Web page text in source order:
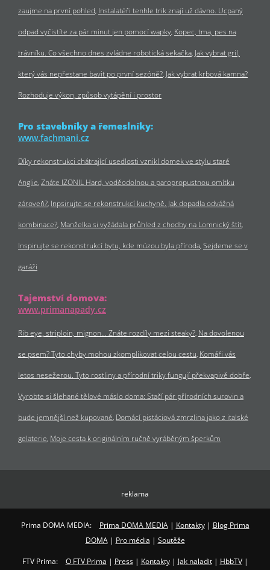
zaujme na první pohled Instalatéři tenhle trik znají už dávno. Ucpaný
odpad vyčistíte za pár minut jen pomocí wapky Kopec, tma, pes na
trávníku. Co všechno dnes zvládne robotická sekačka Jak vybrat gril,
který vás nepřestane bavit po první sezóně? Jak vybrat krbová kamna?
Rozhoduje výkon, způsob vytápění i prostor
Pro stavebníky a řemeslníky:
www.fachmani.cz
Díky rekonstrukci chátrající usedlosti vznikl domek ve stylu staré
Anglie Znáte IZONIL Hard, voděodolnou a paropropustnou omítku
zároveň? Inpsirujte se rekonstrukcí kuchyně. Jak dopadla odvážná
kombinace? Manželka si vyžádala průhled z chodby na Lomnický štít
Inspirujte se rekonstrukcí bytu, kde múzou byla příroda Sejdeme se v
garáži
Tajemství domova:
www.primanapady.cz
Rib eye, striploin, mignon… Znáte rozdíly mezi steaky? Na dovolenou
se psem? Tyto chyby mohou zkomplikovat celou cestu Komáři vás
letos nesežerou. Tyto rostliny a přírodní triky fungují překvapivě dobře
Vyrobte si šlehané tělové máslo doma: Stačí pár přírodních surovin a
bude jemnější než kupované Domácí pistáciová zmrzlina jako z italské
gelaterie Moje cesta k originálním ručně vyráběným šperkům
reklama
Prima DOMA MEDIA: Prima DOMA MEDIA| Kontakty| Blog Prima
DOMA| Pro média | Soutěže
FTV Prima: O FTV Prima | Press| Kontakty| Jak naladit| HbbTV|